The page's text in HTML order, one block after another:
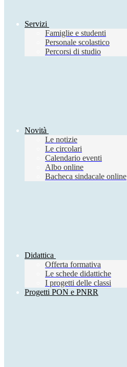
Servizi
Famiglie e studenti
Personale scolastico
Percorsi di studio
Novità
Le notizie
Le circolari
Calendario eventi
Albo online
Bacheca sindacale online
Didattica
Offerta formativa
Le schede didattiche
I progetti delle classi
Progetti PON e PNRR